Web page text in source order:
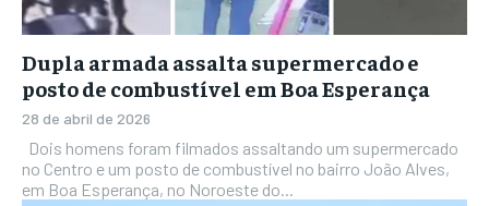
Dupla armada assalta supermercado e
posto de combustível em Boa Esperança
28 de abril de 2026
no Centro e um posto de combustível no bairro João Alves,
em Boa Esperança, no Noroeste do...